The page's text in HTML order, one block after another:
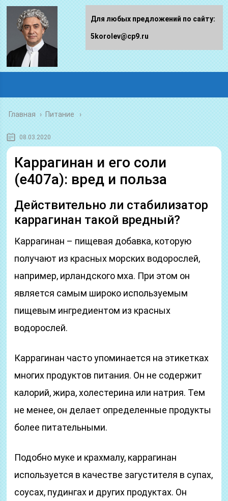
Главная › Питание
08.03.2020
Каррагинан и его соли
(е407а): вред и польза
Действительно ли стабилизатор
каррагинан такой вредный?
Каррагинан – пищевая добавка, которую
получают из красных морских водорослей,
например, ирландского мха. При этом он
является самым широко используемым
пищевым ингредиентом из красных
водорослей.
Каррагинан часто упоминается на этикетках
многих продуктов питания. Он не содержит
калорий, жира, холестерина или натрия. Тем
не менее, он делает определенные продукты
более питательными.
Подобно муке и крахмалу, каррагинан
используется в качестве загустителя в супах,
соусах, пудингах и других продуктах. Он
Для любых предложений по сайту:
5korolev@cp9.ru